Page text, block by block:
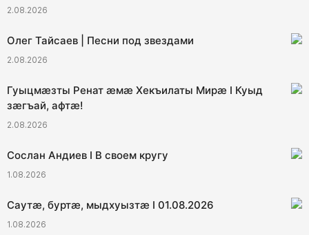
2.08.2026
Олег Тайсаев | Песни под звездами
2.08.2026
Гуыцмӕзты Ренат ӕмӕ Хекъилаты Мирӕ I Куыд
зӕгъай, афтӕ!
2.08.2026
Сослан Андиев I В своем кругу
1.08.2026
Саутӕ, буртӕ, мыдхуызтӕ I 01.08.2026
1.08.2026